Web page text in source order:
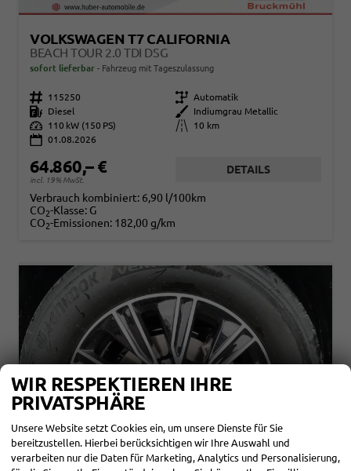
VOLKSWAGEN T7 CALIFORNIA
BEACH TOUR 2.0 TDI DSG
sofort lieferbar Fahrzeug mit Tageszulassung
Fahrzeugnr. 115250 Getriebe Automatik
Kraftstoff
Diesel Außenfarbe
Indiumgrau Metallic
Leistung
110 kW (150 PS) Kilometerstand
10 km
01.08.2026
64.860,– €
incl. 19% MwSt.
DETAILS
Verbrauch kombiniert: 6,90 l/100km
CO2-Klasse: G
CO2-Emissionen: 182,00 g/km
WIR RESPEKTIEREN IHRE
PRIVATSPHÄRE
Unsere Website setzt Cookies ein, um unsere Dienste für Sie
bereitzustellen. Hierbei berücksichtigen wir Ihre Auswahl und
verarbeiten nur die Daten für Marketing, Analytics und Personalisierung,